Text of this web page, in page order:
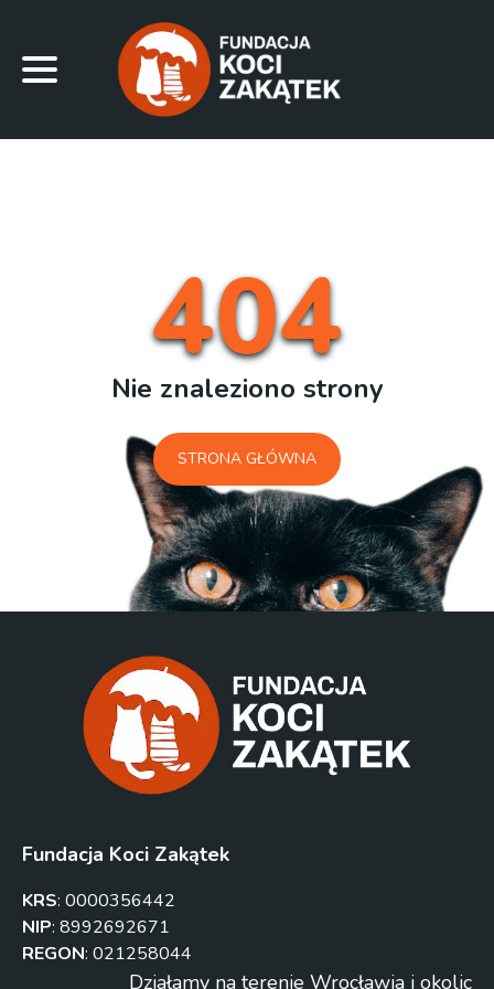
404
Nie znaleziono strony
STRONA GŁÓWNA
Fundacja Koci Zakątek
KRS: 0000356442
NIP: 8992692671
REGON: 021258044
Działamy na terenie Wrocławia i okolic